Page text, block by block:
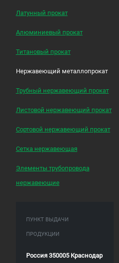
Латунный прокат
Алюминиевый прокат
Титановый прокат
Нержавеющий металлопрокат
Трубный нержавеющий прокат
Листовой нержавеющий прокат
Сортовой нержавеющий прокат
Сетка нержавеющая
Элементы трубопровода
нержавеющие
ПУНКТ ВЫДАЧИ
ПРОДУКЦИИ
Россия 350005 Краснодар